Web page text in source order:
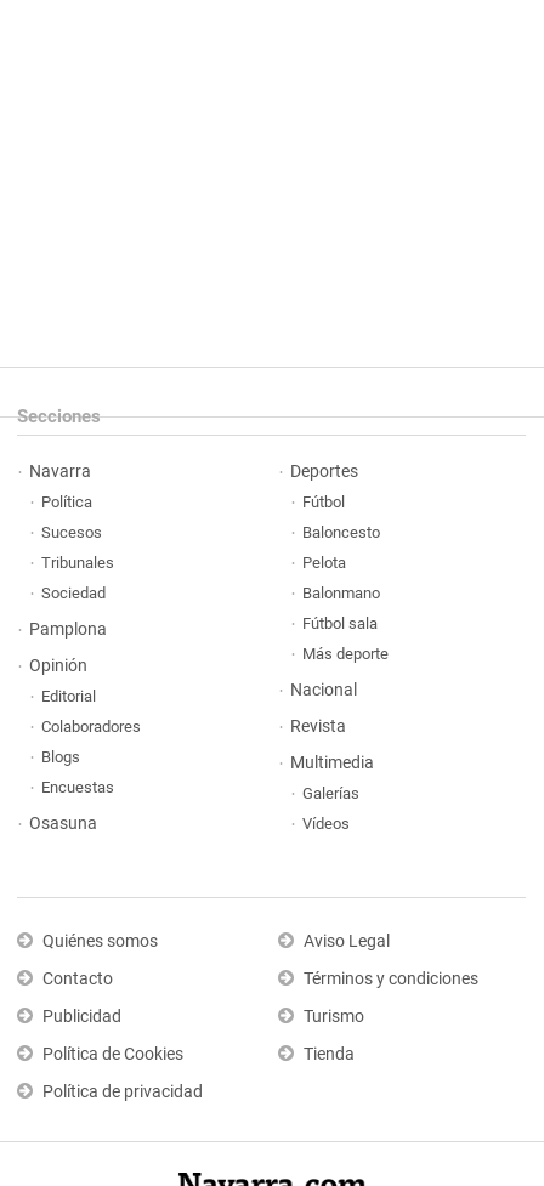
Secciones
Navarra
Política
Sucesos
Tribunales
Sociedad
Pamplona
Opinión
Editorial
Colaboradores
Blogs
Encuestas
Osasuna
Deportes
Fútbol
Baloncesto
Pelota
Balonmano
Fútbol sala
Más deporte
Nacional
Revista
Multimedia
Galerías
Vídeos
Quiénes somos
Contacto
Publicidad
Política de Cookies
Política de privacidad
Aviso Legal
Términos y condiciones
Turismo
Tienda